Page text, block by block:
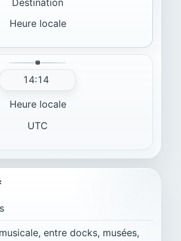
Heure locale
14:14
Heure locale
UTC
entre docks, musées,